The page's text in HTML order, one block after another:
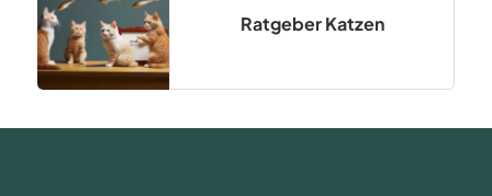
Ratgeber Katzen